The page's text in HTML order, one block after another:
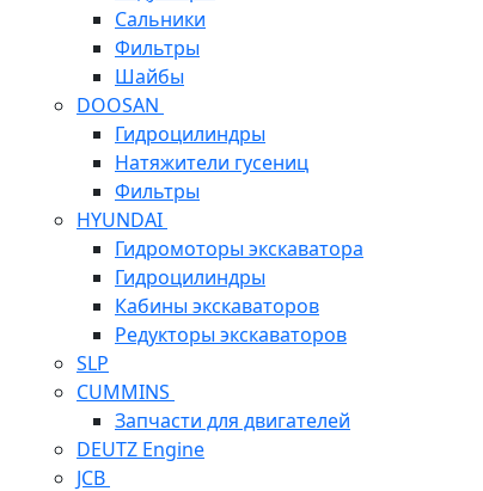
Сальники
Фильтры
Шайбы
DOOSAN
Гидроцилиндры
Натяжители гусениц
Фильтры
HYUNDAI
Гидромоторы экскаватора
Гидроцилиндры
Кабины экскаваторов
Редукторы экскаваторов
SLP
CUMMINS
Запчасти для двигателей
DEUTZ Engine
JCB